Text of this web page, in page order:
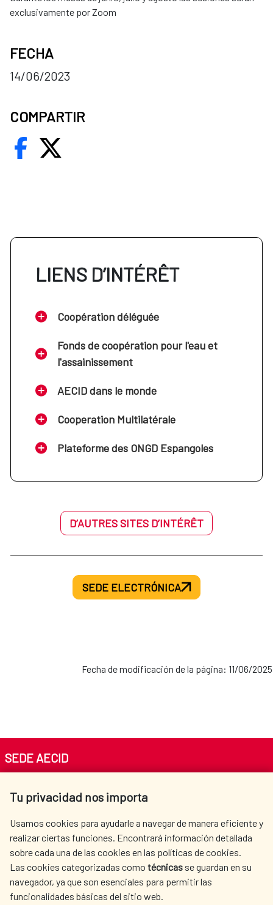
exclusivamente por Zoom
FECHA
14/06/2023
COMPARTIR
LIENS D’INTÉRÊT
Coopération déléguée
Fonds de coopération pour l'eau et
l'assainissement
AECID dans le monde
Cooperation Multilatérale
Plateforme des ONGD Espangoles
D’AUTRES SITES D’INTÉRÊT
SEDE ELECTRÓNICA
Fecha de modificación de la página: 11/06/2025
Tu privacidad nos importa
Usamos cookies para ayudarle a navegar de manera eficiente y
realizar ciertas funciones. Encontrará información detallada
sobre cada una de las cookies en las políticas de cookies.
Las cookies categorizadas como técnicas se guardan en su
navegador, ya que son esenciales para permitir las
funcionalidades básicas del sitio web.
SEDE AECID
Tel. +34 900 20 30 54​​​​​​​
AECID
OÙ NOUS COOPÉRONS
L'ACTION HUMANITAIRE
ESPAGNOLE
SALLE DE PRESSE